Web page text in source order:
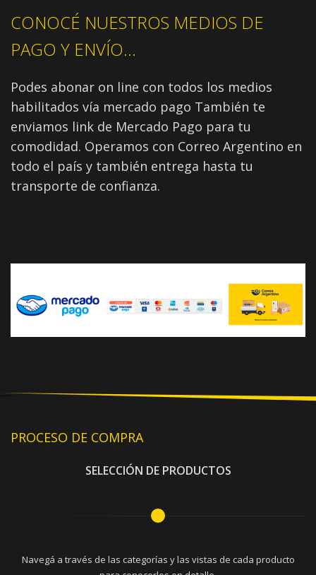
CONOCÉ NUESTROS MEDIOS DE
PAGO Y ENVÍO...
Podes abonar on line con todos los medios
habilitados vía mercado pago También te
enviamos link de Mercado Pago para tu
comodidad. Operamos con Correo Argentino en
todo el país y también entrega hasta tu
transporte de confianza.
PROCESO DE COMPRA
SELECCIÓN DE PRODUCTOS
Navegá a través de las categorías y las vistas de cada producto